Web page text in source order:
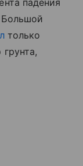
падения
Большой
только